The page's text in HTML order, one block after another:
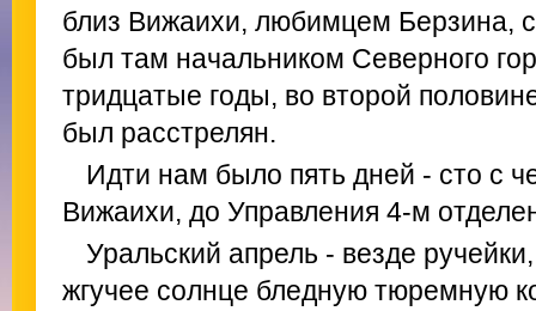
близ Вижаихи, любимцем Берзина,
был там начальником Северного
тридцатые годы, во второй
был расстрелян.
Идти нам было пять дней - сто с
Вижаихи, до Управления 4-м
Уральский апрель - везде
жгучее солнце бледную тюремную